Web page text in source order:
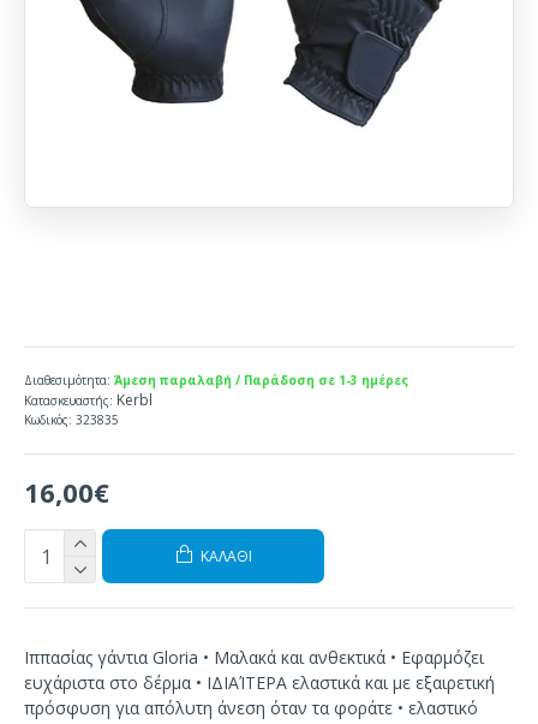
16,00€
Διαθεσιμότητα: Άμεση παραλαβή / Παράδοση σε 1-3 ημέρες
Κατασκευαστής: Kerbl
Κωδικός: 323835
ΚΑΛΆΘΙ
Ιππασίας γάντια Gloria • Μαλακά και ανθεκτικά • Εφαρμόζει
ευχάριστα στο δέρμα • ΙΔΙΑΊΤΕΡΑ ελαστικά και με εξαιρετική
πρόσφυση για απόλυτη άνεση όταν τα φοράτε • ελαστικό